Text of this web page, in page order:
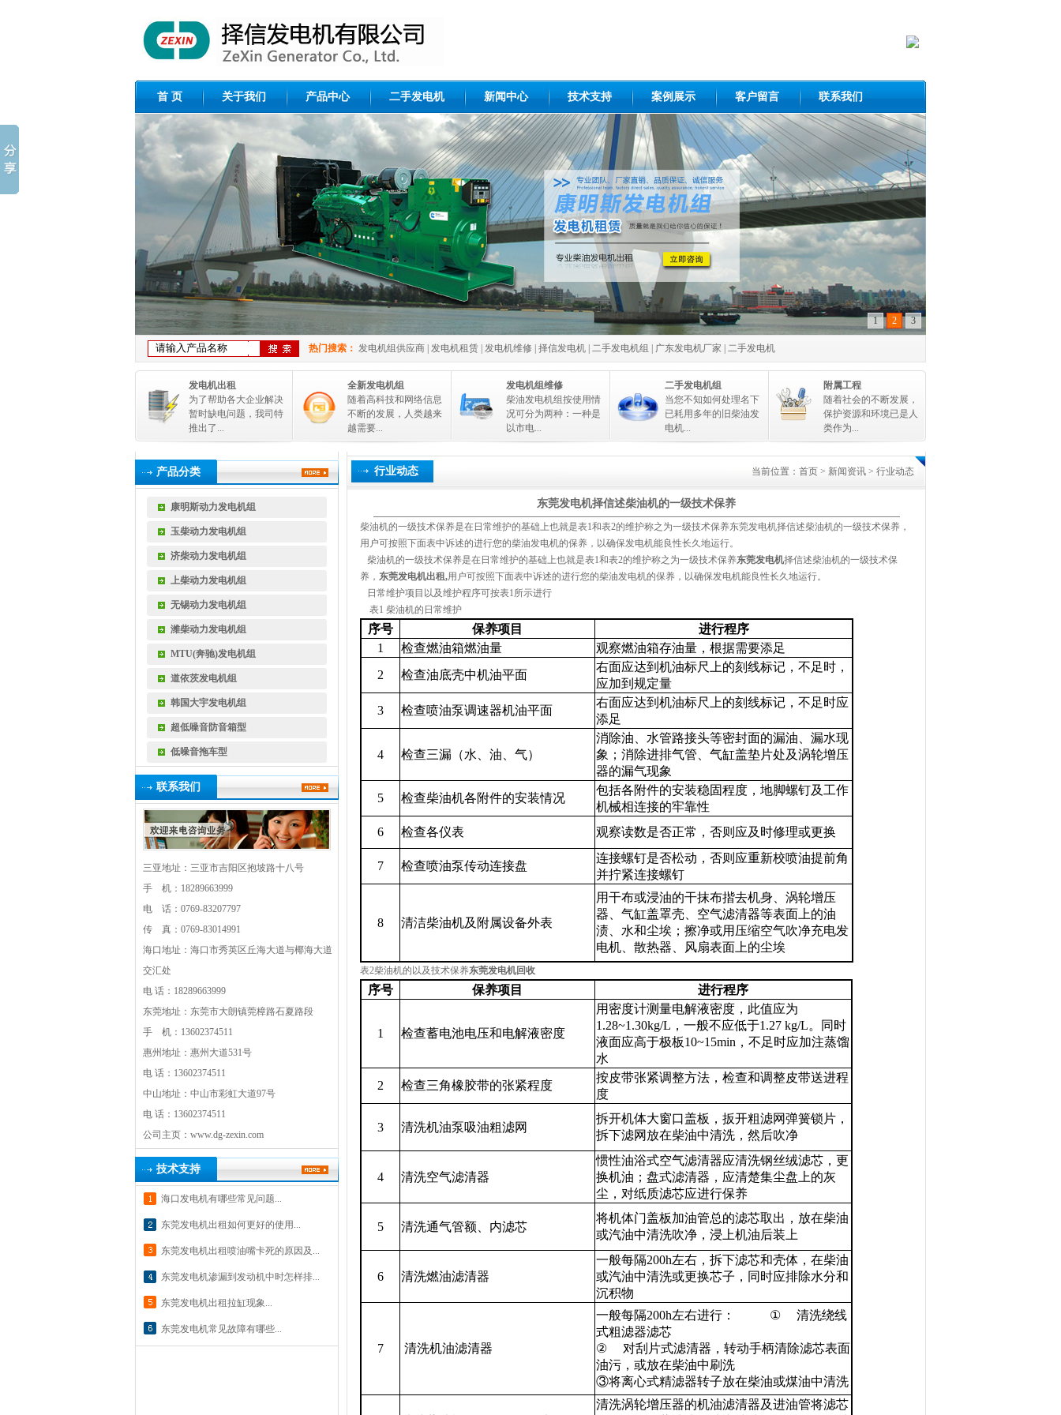
首 页 关于我们 产品中心 二手发电机 新闻中心 技术支持 案例展示 客户留言 联系我们
1 2 3
热门搜索： 发电机组供应商 发电机租赁 发电机维修 择信发电机 二手发电机组 广东发电机厂家 二手发电机
发电机出租
为了帮助各大企业解决
暂时缺电问题，我司特
推出了...
全新发电机组
随着高科技和网络信息
不断的发展，人类越来
越需要...
发电机组维修
柴油发电机组按使用情
况可分为两种：一种是
以市电...
二手发电机组
当您不知如何处理名下
已耗用多年的旧柴油发
电机...
附属工程
随着社会的不断发展，
保护资源和环境已是人
类作为...
产品分类
康明斯动力发电机组
玉柴动力发电机组
济柴动力发电机组
上柴动力发电机组
无锡动力发电机组
潍柴动力发电机组
MTU(奔驰)发电机组
道依茨发电机组
韩国大宇发电机组
超低噪音防音箱型
低噪音拖车型
联系我们
三亚地址：三亚市吉阳区抱坡路十八号
手 机：18289663999
电 话：0769-83207797
传 真：0769-83014991
海口地址：海口市秀英区丘海大道与椰海大道
交汇处
电 话：18289663999
东莞地址：东莞市大朗镇莞樟路石夏路段
手 机：13602374511
惠州地址：惠州大道531号
电 话：13602374511
中山地址：中山市彩虹大道97号
电 话：13602374511
公司主页： www.dg-zexin.com
技术支持
海口发电机有哪些常见问题...
东莞发电机出租如何更好的使用...
东莞发电机出租喷油嘴卡死的原因及...
东莞发电机渗漏到发动机中时怎样排...
东莞发电机出租拉缸现象...
东莞发电机常见故障有哪些...
行业动态 当前位置： 首页 > 新闻资讯 > 行业动态
东莞发电机择信述柴油机的一级技术保养
柴油机的一级技术保养是在日常维护的基础上也就是表1和表2的维护称之为一级技术保养东莞发电机择信述柴油机的一级技术保养，
用户可按照下面表中诉述的进行您的柴油发电机的保养，以确保发电机能良性长久地运行。
柴油机的一级技术保养是在日常维护的基础上也就是表1和表2的维护称之为一级技术保养东莞发电机择信述柴油机的一级技术保
养， 东莞发电机出租,用户可按照下面表中诉述的进行您的柴油发电机的保养，以确保发电机能良性长久地运行。
日常维护项目以及维护程序可按表1所示进行
表1 柴油机的日常维护
序号 保养项目
进行程序
1
检查燃油箱燃油量
观察燃油箱存油量，根据需要添足
2
检查油底壳中机油平面
右面应达到机油标尺上的刻线标记，不足时，
应加到规定量
3
检查喷油泵调速器机油平面
右面应达到机油标尺上的刻线标记，不足时应
添足
4 检查三漏（水、油、气）
消除油、水管路接头等密封面的漏油、漏水现
象；消除进排气管、气缸盖垫片处及涡轮增压
器的漏气现象
5
检查柴油机各附件的安装情况
包括各附件的安装稳固程度，地脚螺钉及工作
机械相连接的牢靠性
6
检查各仪表 观察读数是否正常，否则应及时修理或更换
7 检查喷油泵传动连接盘
连接螺钉是否松动，否则应重新校喷油提前角
并拧紧连接螺钉
8 清洁柴油机及附属设备外表
用干布或浸油的干抹布揩去机身、涡轮增压
器、气缸盖罩壳、空气滤清器等表面上的油
渍、水和尘埃；擦净或用压缩空气吹净充电发
电机、散热器、风扇表面上的尘埃
表2柴油机的以及技术保养东莞发电机回收
序号 保养项目 进行程序
1 检查蓄电池电压和电解液密度
用密度计测量电解液密度，此值应为
1.28~1.30kg/L ，一般不应低于1.27 kg/L。同时
液面应高于极板10~15min ，不足时应加注蒸馏
水
2
检查三角橡胶带的张紧程度
按皮带张紧调整方法，检查和调整皮带送进程
度
3 清洗机油泵吸油粗滤网
拆开机体大窗口盖板，扳开粗滤网弹簧锁片，
拆下滤网放在柴油中清洗，然后吹净
4 清洗空气滤清器
惯性油浴式空气滤清器应清洗钢丝绒滤芯，更
换机油；盘式滤清器，应清楚集尘盘上的灰
尘，对纸质滤芯应进行保养
5 清洗通气管额、内滤芯
将机体门盖板加油管总的滤芯取出，放在柴油
或汽油中清洗吹净，浸上机油后装上
6 清洗燃油滤清器
一般每隔200h左右，拆下滤芯和壳体，在柴油
或汽油中清洗或更换芯子，同时应排除水分和
沉积物
7 清洗机油滤清器
一般每隔200h左右进行： ①
清洗绕线
式粗滤器滤芯
②
对刮片式滤清器，转动手柄清除滤芯表面
油污，或放在柴油中刷洗
③将离心式精滤器转子放在柴油或煤油中清洗
清洗涡轮增压器的机油滤清器及进油管将滤芯